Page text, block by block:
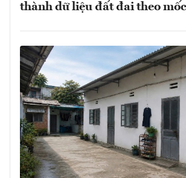
thành dữ liệu đất đai theo